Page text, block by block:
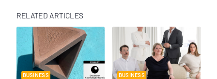
RELATED ARTICLES
BUSINESS BUSINESS